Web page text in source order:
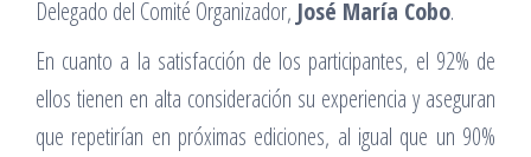
Delegado del Comité Organizador, José María Cobo.
En cuanto a la satisfacción de los participantes, el 92% de
ellos tienen en alta consideración su experiencia y aseguran
que repetirían en próximas ediciones, al igual que un 90%